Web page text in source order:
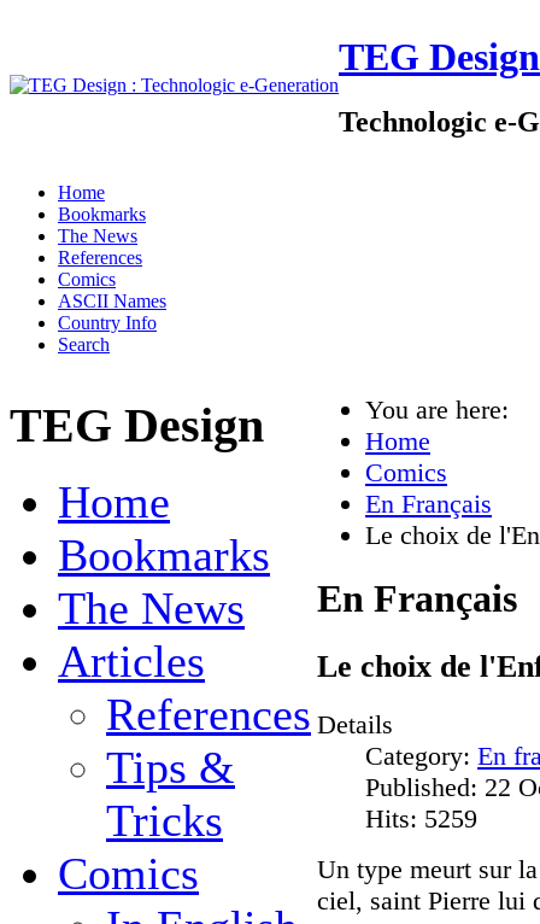
TEG Design
Technologic e-
Home
Bookmarks
The News
References
Comics
ASCII Names
Country Info
Search
TEG Design
Home
Bookmarks
The News
Articles
References
Tips &
Tricks
Comics
You are here:
Home
Comics
En Français
Le choix de
En Français
Le choix de
Details
Category: En
Published: 22
Hits: 5259
Un type meurt sur
ciel, saint Pierre lui